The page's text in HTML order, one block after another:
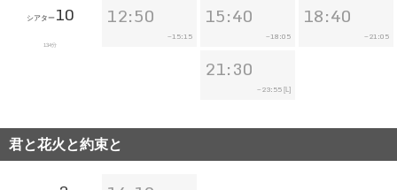
シアター10
134分
12:50
~15:15
15:40
~18:05
18:40
~ 21:05
21:30
~ 23:55 [L]
君と花火と約束と